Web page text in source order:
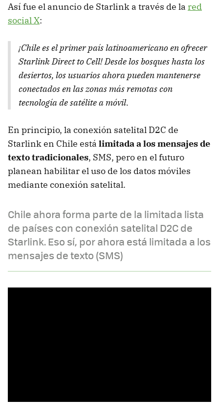
Así fue el anuncio de Starlink a través de la red
social X:
¡Chile es el primer país latinoamericano en ofrecer
Starlink Direct to Cell! Desde los bosques hasta los
desiertos, los usuarios ahora pueden mantenerse
conectados en las zonas más remotas con
tecnología de satélite a móvil.
En principio, la conexión satelital D2C de
Starlink en Chile está limitada a los mensajes de
texto tradicionales, SMS, pero en el futuro
planean habilitar el uso de los datos móviles
mediante conexión satelital.
Chile ahora forma parte de la limitada lista
de países con conexión satelital D2C de
Starlink. Eso sí, por ahora está limitada a los
mensajes de texto (SMS)